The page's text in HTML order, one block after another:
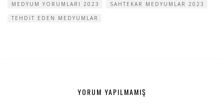
MEDYUM YORUMLARI 2023
SAHTEKAR MEDYUMLAR 2023
TEHDIT EDEN MEDYUMLAR
YORUM YAPILMAMIŞ